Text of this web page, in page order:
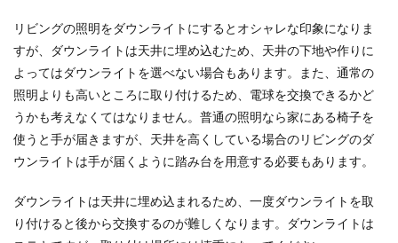
が使われてい...
住民票のコピーが無効となるのは？住
民票について
住民票のコピーは無効なのでしょうか？写しとあ
ん。言...
リビングの照明をダウンライトにするとオシャレな印象になりま
すが、ダウンライトは天井に埋め込むため、天井の下地や作りに
よってはダウンライトを選べない場合もあります。また、通常の
照明よりも高いところに取り付けるため、電球を交換できるかど
うかも考えなくてはなりません。普通の照明なら家にある椅子を
使うと手が届きますが、天井を高くしている場合のリビングのダ
ウンライトは手が届くように踏み台を用意する必要もあります。
ダウンライトは天井に埋め込まれるため、一度ダウンライトを取
り付けると後から交換するのが難しくなります。ダウンライトは